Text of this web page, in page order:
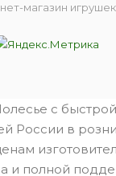
магазин
с
России в
и полной